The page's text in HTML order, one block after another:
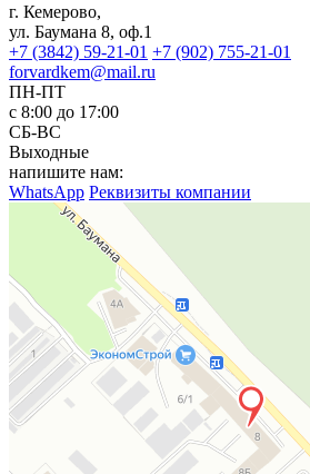
г. Кемерово,
ул. Баумана 8, оф.1
+7 (3842) 59-21-01 +7 (902) 755-21-01
forvardkem@mail.ru
ПН-ПТ
с 8:00 до 17:00
СБ-ВС
Выходные
напишите нам:
WhatsApp Реквизиты компании